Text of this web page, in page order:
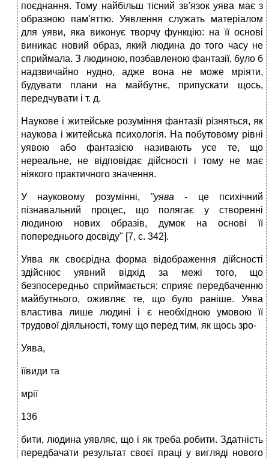
поєднання. Тому найбільш тісний зв'язок уява має з
образною пам'яттю. Уявлення служать матеріалом
для уяви, яка виконує творчу функцію: на її основі
виникає новий образ, який людина до того часу не
сприймала. З людиною, позбавленою фантазії, було б
надзвичайно нудно, адже вона не може мріяти,
будувати плани на майбутнє, припускати щось,
передчувати і т. д.
Наукове і житейське розуміння фантазії різняться, як
наукова і житейська психологія. На побутовому рівні
уявою або фантазією називають усе те, що
нереальне, не відповідає дійсності і тому не має
ніякого практичного значення.
У науковому розумінні, "уява - це психічний
пізнавальний процес, що полягає у створенні
людиною нових образів, думок на основі її
попереднього досвіду" [7, с. 342].
Уява як своєрідна форма відображення дійсності
здійснює уявний відхід за межі того, що
безпосередньо сприймається; сприяє передбаченню
майбутнього, оживляє те, що було раніше. Уява
властива лише людині і є необхідною умовою її
трудової діяльності, тому що перед тим, як щось зро-
Уява,
їївиди та
мрії
136
бити, людина уявляє, що і як треба робити. Здатність
передбачати результат своєї праці у вигляді нового